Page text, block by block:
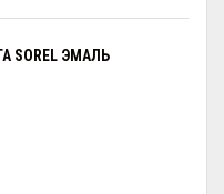
SOREL ЭМАЛЬ